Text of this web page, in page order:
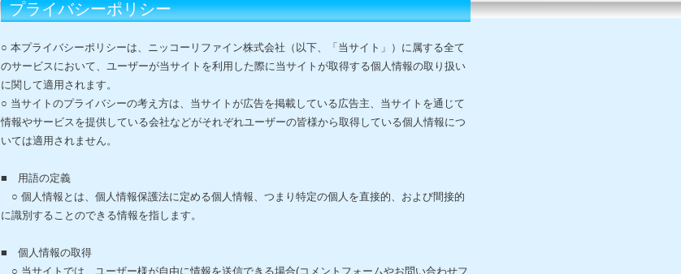
プライバシーポリシー
○ 本プライバシーポリシーは、ニッコーリファイン株式会社（以下、「当サイト」）に属する全て
のサービスにおいて、ユーザーが当サイトを利用した際に当サイトが取得する個人情報の取り扱い
に関して適用されます。
○ 当サイトのプライバシーの考え方は、当サイトが広告を掲載している広告主、当サイトを通じて
情報やサービスを提供している会社などがそれぞれユーザーの皆様から取得している個人情報につ
いては適用されません。
■ 用語の定義
○ 個人情報とは、個人情報保護法に定める個人情報、つまり特定の個人を直接的、および間接的
に識別することのできる情報を指します。
■ 個人情報の取得
○ 当サイトでは、ユーザー様が自由に情報を送信できる場合(コメントフォームやお問い合わせフ